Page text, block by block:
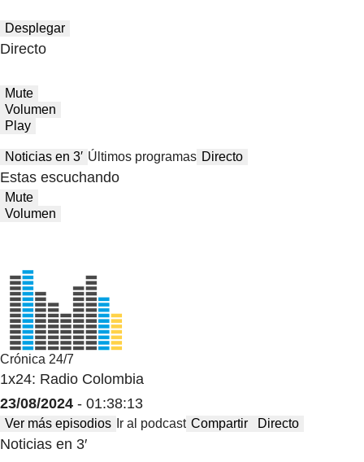
Desplegar
Directo
Mute
Volumen
Play
Noticias en 3′ Últimos programas Directo
Estas escuchando
Mute
Volumen
Crónica 24/7
1x24: Radio Colombia
23/08/2024 - 01:38:13
Ver más episodios Ir al podcast Compartir Directo
Noticias en 3′